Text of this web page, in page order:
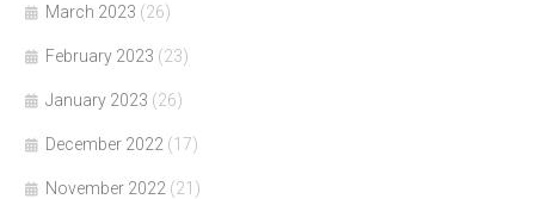
March 2023 (26)
February 2023 (23)
January 2023 (26)
December 2022 (17)
November 2022 (21)